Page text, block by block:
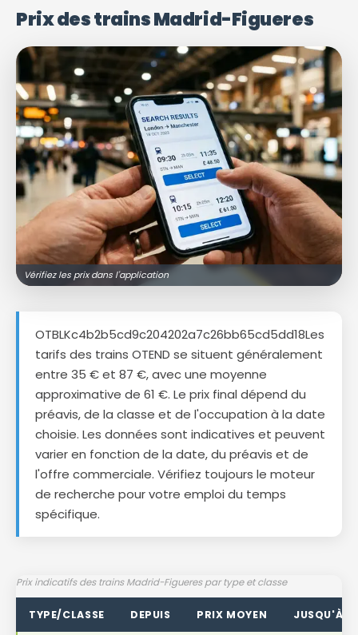
Prix ​​des trains Madrid-Figueres
Vérifiez les prix dans l'application
OTBLKc4b2b5cd9c204202a7c26bb65cd5dd18Les
tarifs des trains OTEND se situent généralement
entre 35 € et 87 €, avec une moyenne
approximative de 61 €. Le prix final dépend du
préavis, de la classe et de l'occupation à la date
choisie. Les données sont indicatives et peuvent
varier en fonction de la date, du préavis et de
l'offre commerciale. Vérifiez toujours le moteur
de recherche pour votre emploi du temps
spécifique.
Prix ​​indicatifs des trains Madrid-Figueres par type et classe
TYPE/CLASSE DEPUIS PRIX ​​MOYEN JUSQU'À